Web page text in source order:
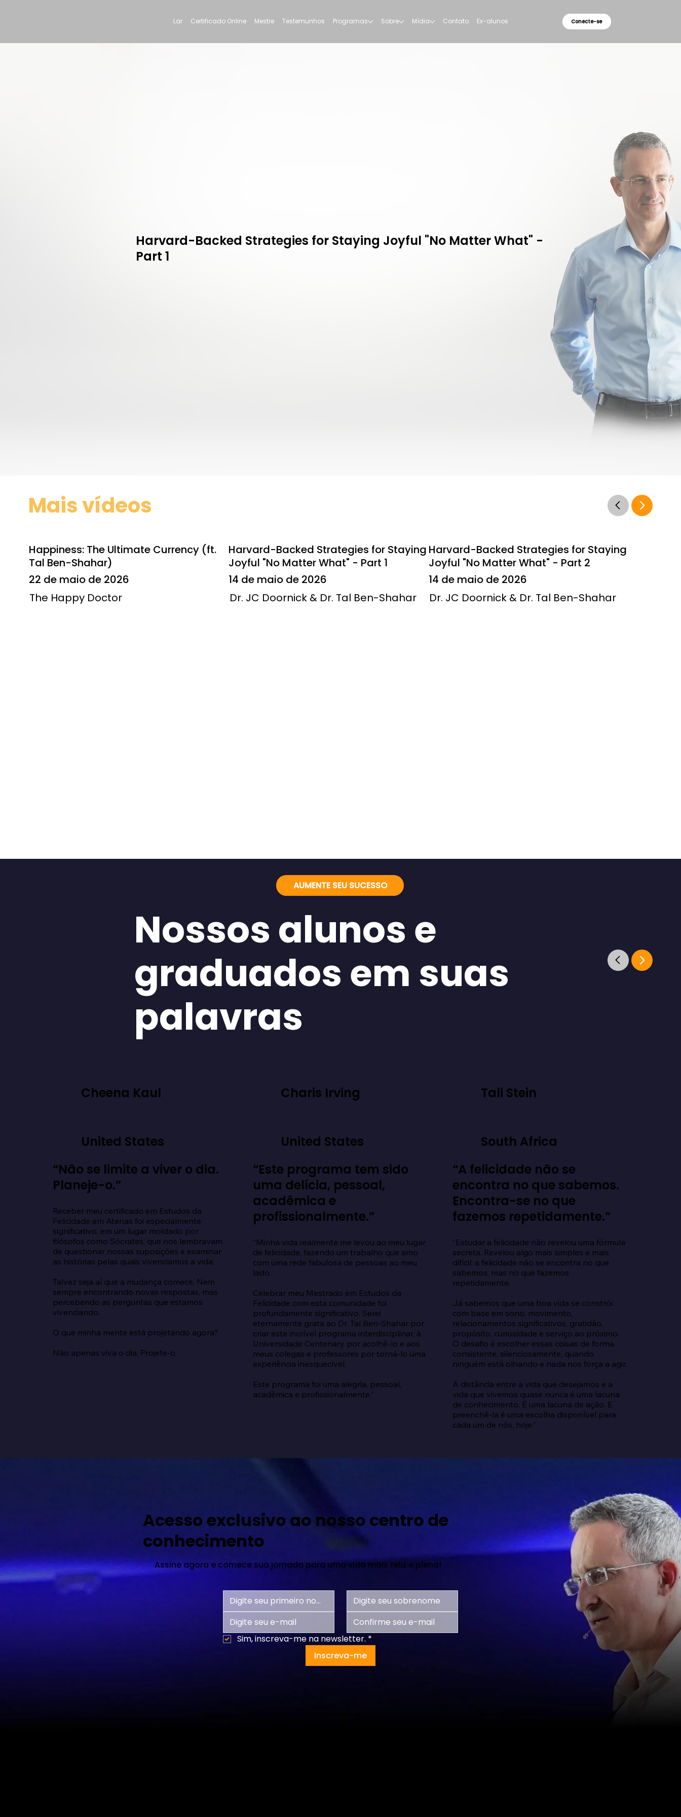
Lar Certificado Online Mestre Testemunhos Programas Sobre Mídia Contato Ex-alunos Conecte-se
Harvard-Backed Strategies for Staying Joyful "No Matter What" -
Part 1
Mais vídeos
Happiness: The Ultimate Currency (ft.
Tal Ben-Shahar)
22 de maio de 2026
The Happy Doctor
Harvard-Backed Strategies for Staying
Joyful "No Matter What" - Part 1
14 de maio de 2026
Dr. JC Doornick & Dr. Tal Ben-Shahar
Harvard-Backed Strategies for Staying
Joyful "No Matter What" - Part 2
14 de maio de 2026
Dr. JC Doornick & Dr. Tal Ben-Shahar
AUMENTE SEU SUCESSO
Nossos alunos e
graduados em suas
palavras
Cheena Kaul
United States
“Não se limite a viver o dia.
Planeje-o.”
Receber meu certificado em Estudos da
Felicidade em Atenas foi especialmente
significativo, em um lugar moldado por
filósofos como Sócrates, que nos lembravam
de questionar nossas suposições e examinar
as histórias pelas quais vivenciamos a vida.
Talvez seja aí que a mudança comece. Nem
sempre encontrando novas respostas, mas
percebendo as perguntas que estamos
vivenciando.
O que minha mente está projetando agora?
Não apenas viva o dia. Projete-o.
Charis Irving
United States
“Este programa tem sido
uma delícia, pessoal,
acadêmica e
profissionalmente.”
“Minha vida realmente me levou ao meu lugar
de felicidade, fazendo um trabalho que amo
com uma rede fabulosa de pessoas ao meu
lado.
Celebrar meu Mestrado em Estudos da
Felicidade com esta comunidade foi
profundamente significativo. Serei
eternamente grata ao Dr. Tal Ben-Shahar por
criar este incrível programa interdisciplinar, à
Universidade Centenary por acolhê-lo e aos
meus colegas e professores por torná-lo uma
experiência inesquecível.
Este programa foi uma alegria, pessoal,
acadêmica e profissionalmente.”
Tali Stein
South Africa
“A felicidade não se
encontra no que sabemos.
Encontra-se no que
fazemos repetidamente.”
“Estudar a felicidade não revelou uma fórmula
secreta. Revelou algo mais simples e mais
difícil: a felicidade não se encontra no que
sabemos, mas no que fazemos
repetidamente.
Já sabemos que uma boa vida se constrói
com base em sono, movimento,
relacionamentos significativos, gratidão,
propósito, curiosidade e serviço ao próximo.
O desafio é escolher essas coisas de forma
consistente, silenciosamente, quando
ninguém está olhando e nada nos força a agir.
A distância entre a vida que desejamos e a
vida que vivemos quase nunca é uma lacuna
de conhecimento. É uma lacuna de ação. E
preenchê-la é uma escolha disponível para
cada um de nós, hoje.”
Acesso exclusivo ao nosso centro de
conhecimento
Assine agora e comece sua jornada para uma vida mais feliz e plena!
Sim, inscreva-me na newsletter. *
Inscreva-me